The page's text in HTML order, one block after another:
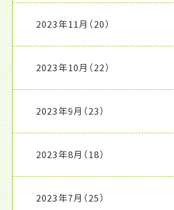
2023年11月 （20）
2023年10月 （22）
2023年9月 （23）
2023年8月 （18）
2023年7月 （25）